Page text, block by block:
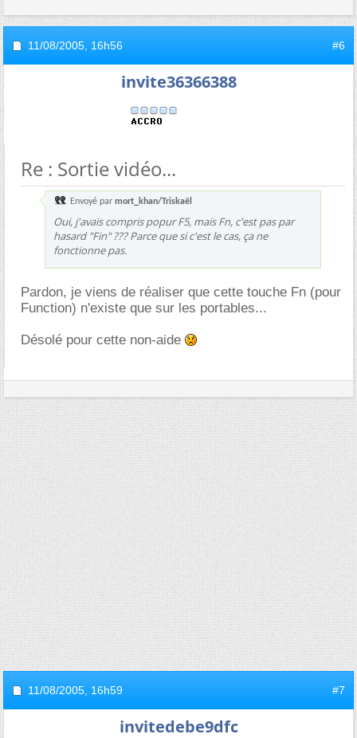
11/08/2005, 16h56 #6
invite36366388
Re : Sortie vidéo...
Envoyé par mort_khan/Triskaël
Oui, j'avais compris popur F5, mais Fn, c'est pas par
hasard "Fin" ??? Parce que si c'est le cas, ça ne
fonctionne pas.
Pardon, je viens de réaliser que cette touche Fn (pour
Function) n'existe que sur les portables...
Désolé pour cette non-aide
11/08/2005, 16h59 #7
invitedebe9dfc